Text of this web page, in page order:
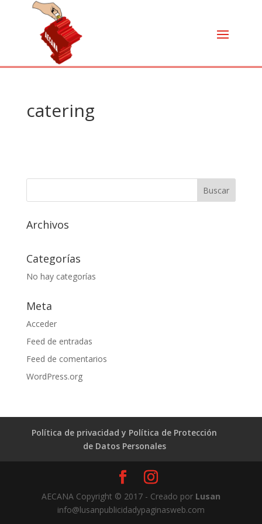
catering
Archivos
Categorías
No hay categorías
Meta
Acceder
Feed de entradas
Feed de comentarios
WordPress.org
Política de privacidad y Política de Protección
de Datos Personales
AECANA Copyright © 2017 - Creado porLusan
info@lusanpublicidadypaginasweb.com